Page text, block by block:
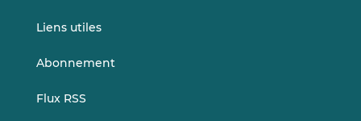
Liens utiles
Abonnement
Flux RSS